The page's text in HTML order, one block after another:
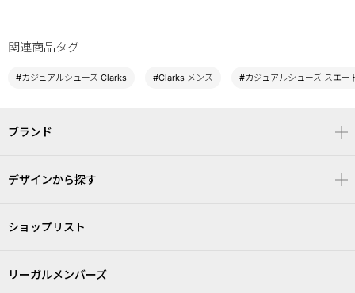
関連商品タグ
#カジュアルシューズ Clarks #Clarks メンズ #カジュアルシューズ スエー
ブランド
デザインから探す
ショップリスト
リーガルメンバーズ